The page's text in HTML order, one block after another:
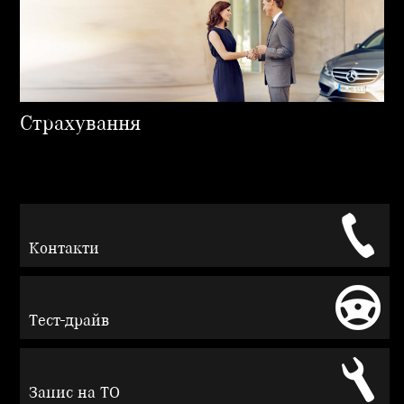
Страхування
Контакти
Тест-драйв
Запис на ТО